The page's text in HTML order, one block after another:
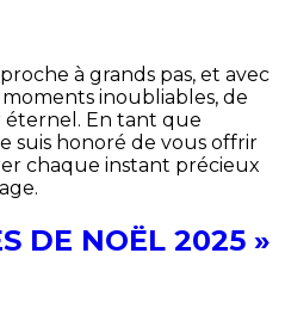
à grands pas, et avec
inoubliables, de
éternel. En tant que
suis honoré de vous offrir
chaque instant précieux
DE NOËL 2025 »